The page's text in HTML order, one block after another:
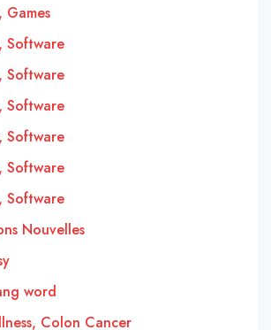
Games
Software
Software
Software
Software
Software
Software
Nouvelles
word
Colon Cancer